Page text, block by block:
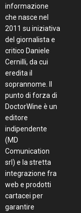
informazione
che nasce nel
2011 su iniziativa
del giornalista e
critico Daniele
Cernilli, da cui
eredita il
soprannome. Il
punto di forza di
DoctorWine è un
editore
indipendente
(MD
Comunication
srl) e la stretta
integrazione fra
web e prodotti
cartacei per
garantire